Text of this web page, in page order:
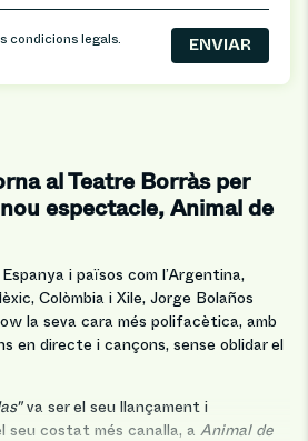
al Teatre Borràs per
espectacle, Animal de
i països com l’Argentina,
Colòmbia i Xile, Jorge Bolaños
la seva cara més polifacètica, amb
en directe i cançons, sense oblidar el
va ser el seu llançament i
seu costat més canalla, a Animal de
condicions legals